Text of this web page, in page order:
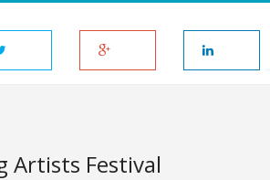
Artists Festival